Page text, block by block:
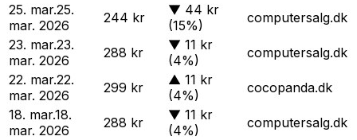
25. mar.25.
mar. 2026
244 kr ▼ 44 kr
(15%)
computersalg.dk
23. mar.23.
mar. 2026
288 kr ▼ 11 kr
(4%)
computersalg.dk
22. mar.22.
mar. 2026
299 kr ▲ 11 kr
(4%)
cocopanda.dk
18. mar.18.
mar. 2026
288 kr ▼ 11 kr
(4%)
computersalg.dk